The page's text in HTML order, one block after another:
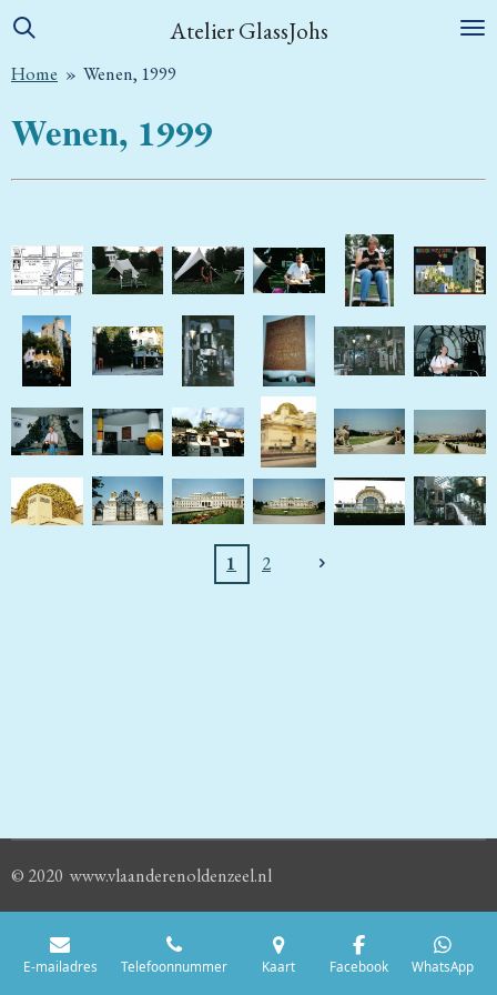
Ga
naar
hoofdinhoud
Atelier GlassJohs
Home » Wenen, 1999
Wenen, 1999
1 2
© 2020 www.vlaanderenoldenzeel.nl
E-mailadres Telefoonnummer Kaart Facebook WhatsApp